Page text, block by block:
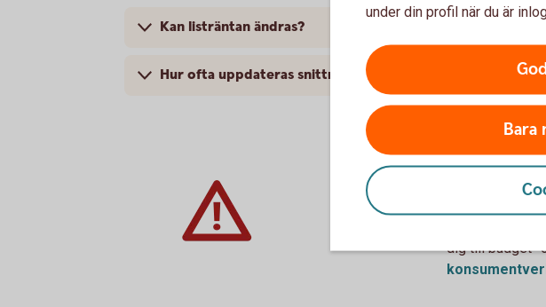
Kan listräntan ändras?
Hur ofta uppdateras snitträntorna?
Att
Om du inte
leda till
dig till budget-
under din profil när du är
Bara